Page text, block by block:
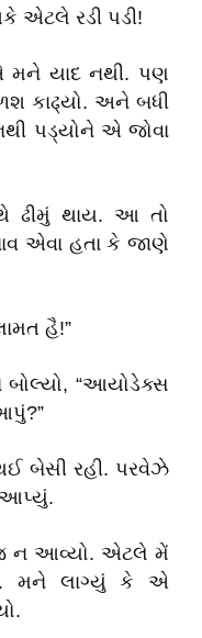
એટલે રડી પડી!
યાદ નથી. પણ
કાઢ્યો. અને બધી
પડ્યોને એ જોવા
ઢીમું થાય. આ તો
એવા હતા કે જાણે
હૈ!”
“આયોડેક્સ
બેસી રહી. પરવેઝે
આપ્યું.
ન આવ્યો. એટલે મેં
મને લાગ્યું કે એ